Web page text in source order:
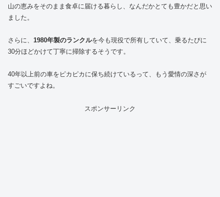
山の恵みをそのまま食卓に届ける暮らし、なんだかとても豊かだと思い
ました。
さらに、 1980年製のランクルを今も現役で所有していて、乗るたびに
30分ほどかけて丁寧に掃除するそうです。
40年以上前の車をピカピカに保ち続けているって、もう愛情の深さが
すごいですよね。
スポンサーリンク